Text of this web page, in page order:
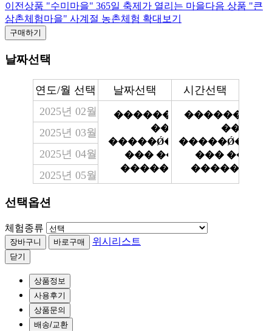
이전상품 "수미마을" 365일 축제가 열리는 마을다음 상품 "큰
삼촌체험마을" 사계절 농촌체험 확대보기
구매하기
날짜선택
연도/월 선택 날짜선택
시간선택
2025년 02월
2025년 03월
2025년 04월
2025년 05월
2025년 06월
2025년 08월
2025년 10월
2025년 11월
선택옵션
체험종류
위시리스트
닫기
상품정보
사용후기
상품문의
배송/교환